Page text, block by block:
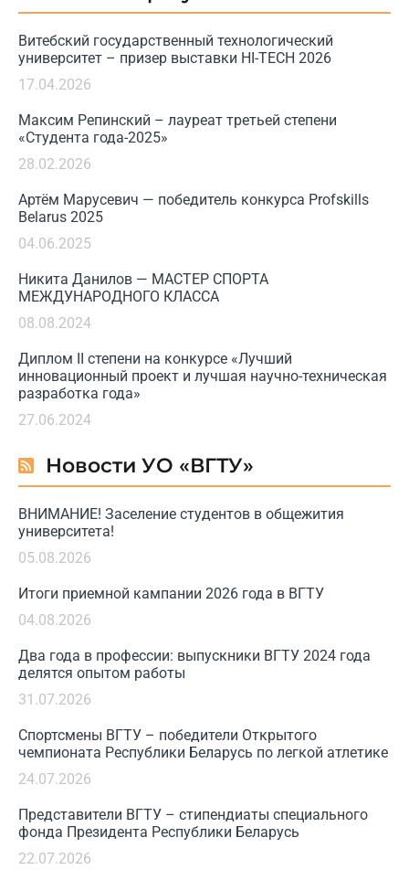
Витебский государственный технологический
университет – призер выставки HI-TECH 2026
17.04.2026
Максим Репинский – лауреат третьей степени
«Студента года-2025»
28.02.2026
Артём Марусевич — победитель конкурса Profskills
Belarus 2025
04.06.2025
Никита Данилов — МАСТЕР СПОРТА
МЕЖДУНАРОДНОГО КЛАССА
08.08.2024
Диплом II степени на конкурсе «Лучший
инновационный проект и лучшая научно-техническая
разработка года»
27.06.2024
Новости УО «ВГТУ»
ВНИМАНИЕ! Заселение студентов в общежития
университета!
05.08.2026
Итоги приемной кампании 2026 года в ВГТУ
04.08.2026
Два года в профессии: выпускники ВГТУ 2024 года
делятся опытом работы
31.07.2026
Спортсмены ВГТУ – победители Открытого
чемпионата Республики Беларусь по легкой атлетике
24.07.2026
Представители ВГТУ – стипендиаты специального
фонда Президента Республики Беларусь
22.07.2026